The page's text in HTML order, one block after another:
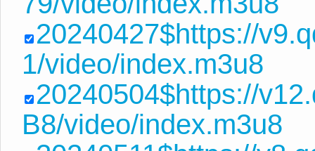
20240427$https://
1/video/index.m3u8
20240504$https://
B8/video/index.m3u8